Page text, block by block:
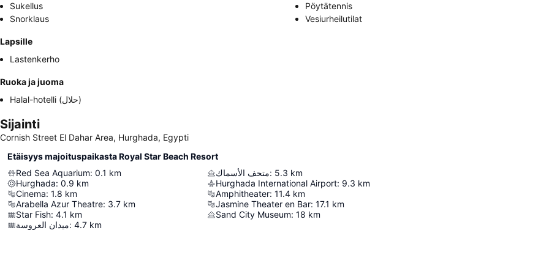
Sukellus
Pöytätennis
Snorklaus
Vesiurheilutilat
Lapsille
Lastenkerho
Ruoka ja juoma
Halal-hotelli (حلال)
Sijainti
Cornish Street El Dahar Area, Hurghada, Egypti
Etäisyys majoituspaikasta Royal Star Beach Resort
Red Sea Aquarium: 0.1 km
Hurghada: 0.9 km
Cinema: 1.8 km
Arabella Azur Theatre: 3.7 km
Star Fish: 4.1 km
ميدان العروسة: 4.7 km
متحف الأسماك: 5.3 km
Hurghada International Airport: 9.3 km
Amphitheater: 11.4 km
Jasmine Theater en Bar: 17.1 km
Sand City Museum: 18 km